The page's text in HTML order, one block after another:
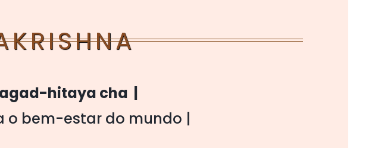
hitaya cha |
o bem-estar do mundo |